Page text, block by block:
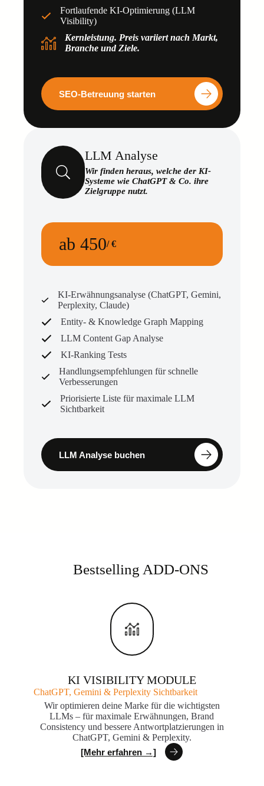
Fortlaufende KI-Optimierung (LLM
Visibility)
Kernleistung. Preis variiert nach Markt,
Branche und Ziele.
SEO-Betreuung starten
LLM Analyse
Wir finden heraus, welche der KI-
Systeme wie ChatGPT & Co. ihre
Zielgruppe nutzt.
ab 450/ €
KI-Erwähnungsanalyse (ChatGPT, Gemini,
Perplexity, Claude)
Entity- & Knowledge Graph Mapping
LLM Content Gap Analyse
KI-Ranking Tests
Handlungsempfehlungen für schnelle
Verbesserungen
Priorisierte Liste für maximale LLM
Sichtbarkeit
LLM Analyse buchen
Bestselling ADD-ONS
KI VISIBILITY MODULE
ChatGPT, Gemini & Perplexity Sichtbarkeit
Wir optimieren deine Marke für die wichtigsten
LLMs – für maximale Erwähnungen, Brand
Consistency und bessere Antwortplatzierungen in
ChatGPT, Gemini & Perplexity.
[Mehr erfahren →]